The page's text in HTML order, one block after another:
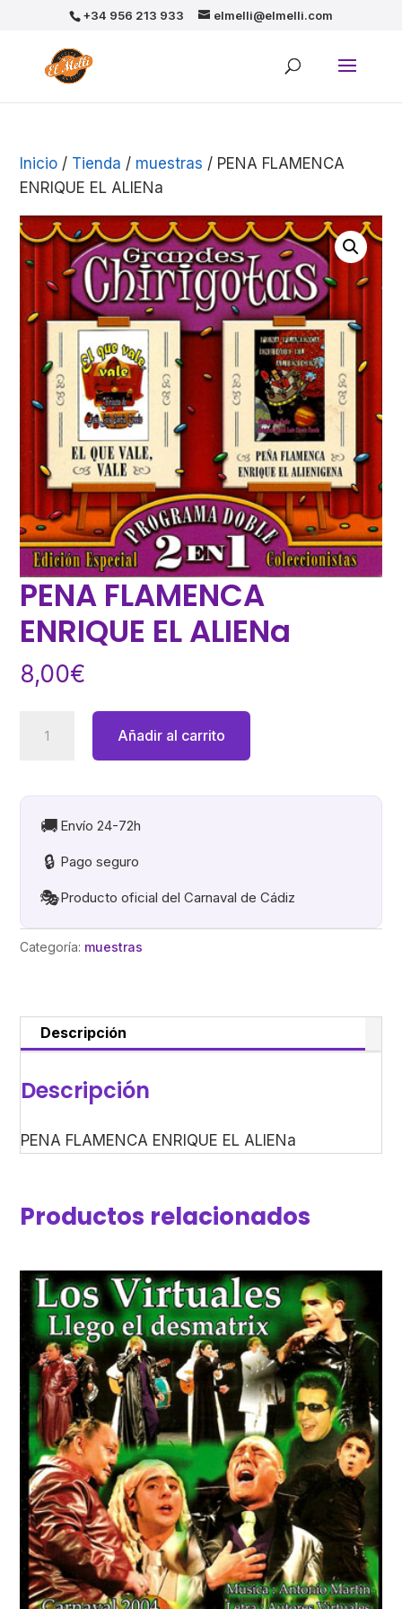
+34 956 213 933 elmelli@elmelli.com
Inicio / Tienda / muestras / PENA FLAMENCA
ENRIQUE EL ALIENa
PENA FLAMENCA
ENRIQUE EL ALIENa
8,00€
FLAMENCA
EL
ALIENa
Añadir al carrito
🚚 Envío 24-72h
🔒 Pago seguro
🎭Producto oficial del Carnaval de Cádiz
Categoría: muestras
Descripción
Descripción
PENA FLAMENCA ENRIQUE EL ALIENa
Productos relacionados